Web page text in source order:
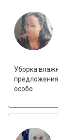
Уборка
особо...